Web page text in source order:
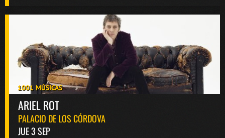
1001 MÚSICAS
ARIEL ROT
PALACIO DE LOS CÓRDOVA
JUE 3 SEP